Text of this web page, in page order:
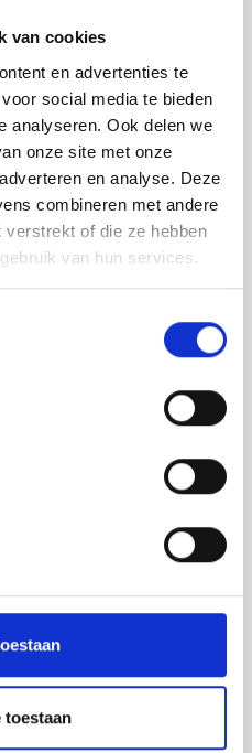
van cookies
en advertenties te
social media te bieden
analyseren. Ook delen we
onze site met onze
en analyse. Deze
combineren met andere
verstrekt of die ze hebben
van hun services.
toestaan